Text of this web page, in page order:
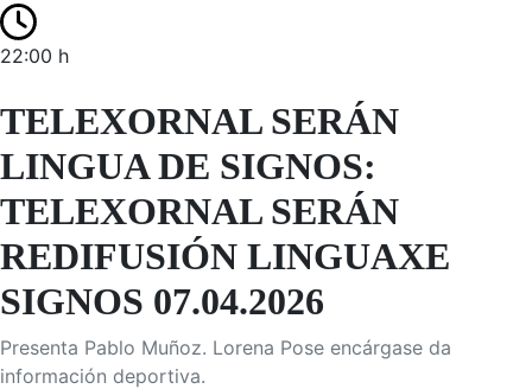
22:00 h
TELEXORNAL SERÁN
LINGUA DE SIGNOS:
TELEXORNAL SERÁN
REDIFUSIÓN LINGUAXE
SIGNOS 07.04.2026
Presenta Pablo Muñoz. Lorena Pose encárgase da
información deportiva.